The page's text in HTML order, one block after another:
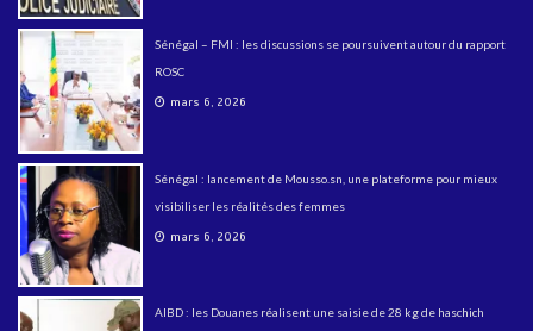
Sénégal – FMI : les discussions se poursuivent autour du rapport
ROSC
mars 6, 2026
Sénégal : lancement de Mousso.sn, une plateforme pour mieux
visibiliser les réalités des femmes
mars 6, 2026
AIBD : les Douanes réalisent une saisie de 28 kg de haschich